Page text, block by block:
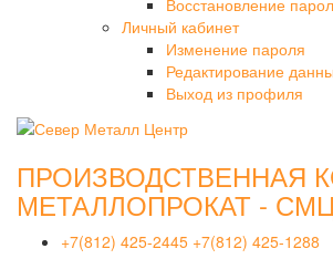
Восстановление
Личный кабинет
Изменение пароля
Редактирование
Выход из профиля
ПРОИЗВОДСТВЕННАЯ
МЕТАЛЛОПРОКАТ -
+7(812) 425-2445 +7(812) 425-1288